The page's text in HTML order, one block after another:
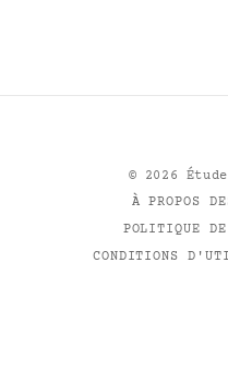
© 2026
À PROPOS
POLITIQUE
CONDITIONS